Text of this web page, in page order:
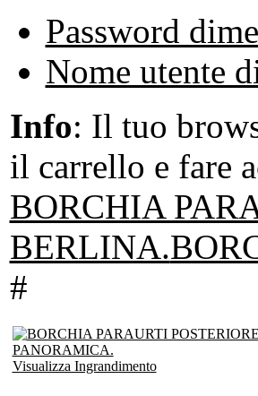
Password
Nome utente
Info: Il tuo
il carrello e fare
BORCHIA
BERLINA.
#
Visualizza Ingrandimento